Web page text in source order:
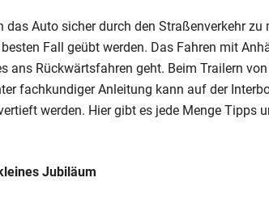
Auto sicher durch den Straßenverkehr zu
Fall geübt werden. Das Fahren mit
ans Rückwärtsfahren geht. Beim Trailern
fachkundiger Anleitung kann auf der
werden. Hier gibt es jede Menge Tipps
Jubiläum